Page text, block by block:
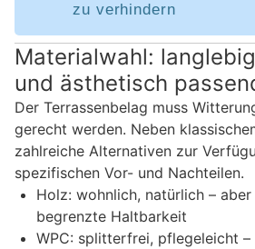
zu verhindern
Materialwahl:
und ästhetisch
Der Terrassenbelag muss
gerecht werden. Neben
zahlreiche Alternativen zur
spezifischen Vor- und Nachteilen.
Holz: wohnlich, natürlich –
begrenzte Haltbarkeit
WPC: splitterfrei, pflegeleicht –